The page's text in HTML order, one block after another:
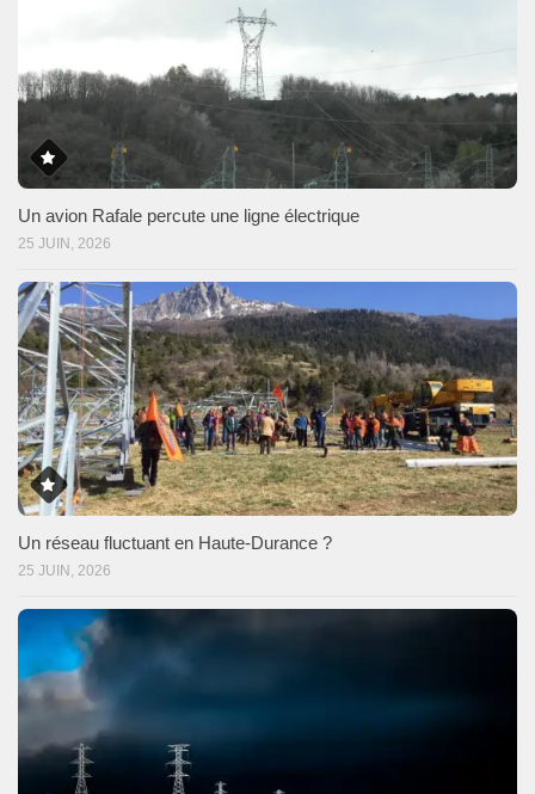
Un avion Rafale percute une ligne électrique
25 JUIN, 2026
Un réseau fluctuant en Haute-Durance ?
25 JUIN, 2026